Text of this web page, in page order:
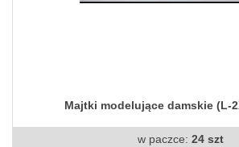
Majtki modelujące damskie (L-
w paczce: 24 szt